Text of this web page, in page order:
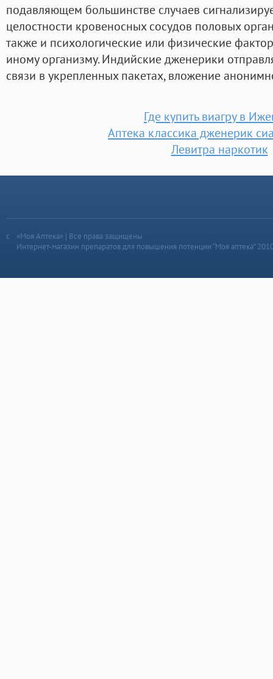
подавляющем большинстве случаев
целостности кровеносных сосудов половых
также и психологические или физические
иному организму. Индийские дженерики
связи в укрепленных пакетах, вложение
Где купить виагру в
Аптека классика дженерик
Левитра наркотик
«Моя Аптека» | Все права защищены
Интернет-магазин препаратов для повышения потенции “Моя аптека”